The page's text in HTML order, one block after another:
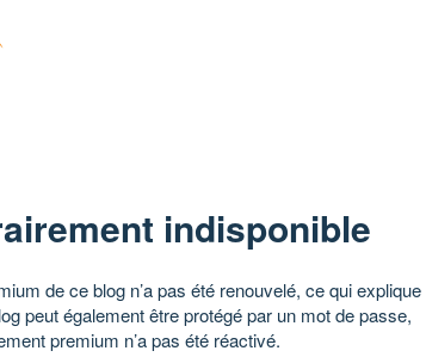
indisponible
de ce blog n’a pas été renouvelé, ce qui explique
peut également être protégé par un mot de passe,
premium n’a pas été réactivé.